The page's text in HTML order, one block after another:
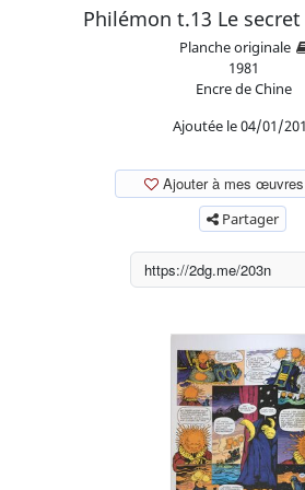
Philémon t.13 Le
Planche originale
1981
Encre de Chine
Ajoutée le 04/01/
Ajouter à mes
Partager